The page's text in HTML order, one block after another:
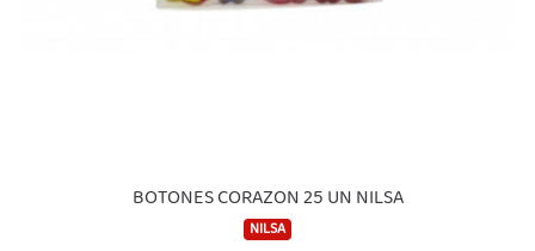
BOTONES CORAZON 25 UN NILSA
NILSA